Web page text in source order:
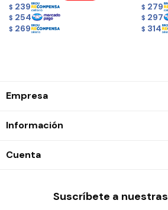
$ 239
$ 254
$ 269
$ 279
$ 297
$ 314
Empresa
Información
Cuenta
Suscríbete a